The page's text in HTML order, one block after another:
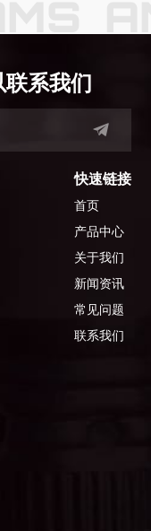
系我们
快速链接
首页
产品中心
关于我们
新闻资讯
常见问题
联系我们